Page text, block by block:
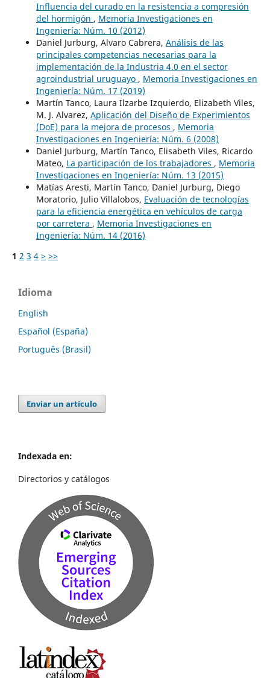
Influencia del curado en la resistencia a compresión
del hormigón , Memoria Investigaciones en
Ingeniería: Núm. 10 (2012)
Daniel Jurburg, Alvaro Cabrera, Análisis de las
principales competencias necesarias para la
implementación de la Industria 4.0 en el sector
agroindustrial uruguayo , Memoria Investigaciones en
Ingeniería: Núm. 17 (2019)
Martín Tanco, Laura Ilzarbe Izquierdo, Elizabeth Viles,
M. J. Alvarez, Aplicación del Diseño de Experimientos
(DoE) para la mejora de procesos , Memoria
Investigaciones en Ingeniería: Núm. 6 (2008)
Daniel Jurburg, Martín Tanco, Elisabeth Viles, Ricardo
Mateo, La participación de los trabajadores , Memoria
Investigaciones en Ingeniería: Núm. 13 (2015)
Matías Aresti, Martín Tanco, Daniel Jurburg, Diego
Moratorio, Julio Villalobos, Evaluación de tecnologías
para la eficiencia energética en vehículos de carga
por carretera , Memoria Investigaciones en
Ingeniería: Núm. 14 (2016)
1 2 3 4 > >>
Idioma
English
Español (España)
Português (Brasil)
Enviar un artículo
Indexada en:
Directorios y catálogos